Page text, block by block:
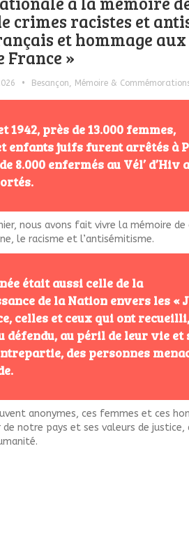
crimes racistes et
et hommage aux
France »
• Besançon Mémoire &
1942, près de 13.000 femmes,
enfants juifs furent arrêtés à
8.000 enfermés au Vél’ d’Hiv
nous avons fait vivre la mémoire de
le racisme et l’antisémitisme.
était aussi celle de la
de la Nation envers les «
celles et ceux qui ont recueilli,
défendu, au péril de leur vie et
des personnes
anonymes, ces femmes et ces
de notre pays et ses valeurs de justice,